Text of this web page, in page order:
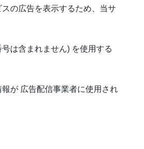
の広告を表示するため、当サ
は含まれません) を使用する
が 広告配信事業者に使用され